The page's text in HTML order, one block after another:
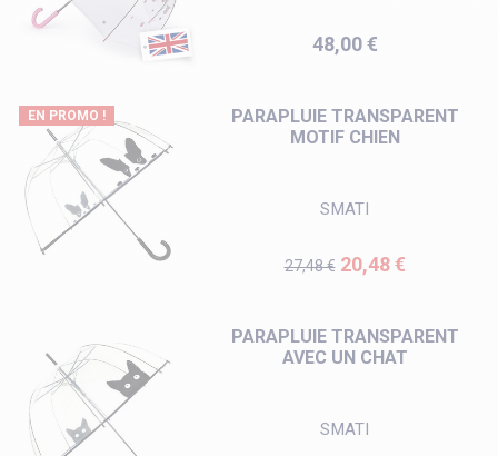
Prix
48,00 €
PARAPLUIE TRANSPARENT
MOTIF CHIEN
SMATI
Prix de base
27,48 € Prix
20,48 €
EN PROMO !
PARAPLUIE TRANSPARENT
AVEC UN CHAT
SMATI